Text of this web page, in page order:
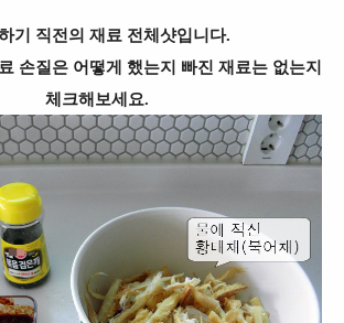
기 직전의 재료 전체샷입니다.
손질은 어떻게 했는지 빠진 재료는 없는지
체크해보세요.